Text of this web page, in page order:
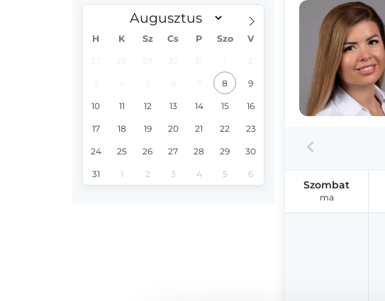
H K Sz Cs P Szo V
8 9
10 11 12 13 14 15 16
17 18 19 20 21 22 23
24 25 26 27 28 29 30
31 1 2 3 4 5 6
Szombat
ma